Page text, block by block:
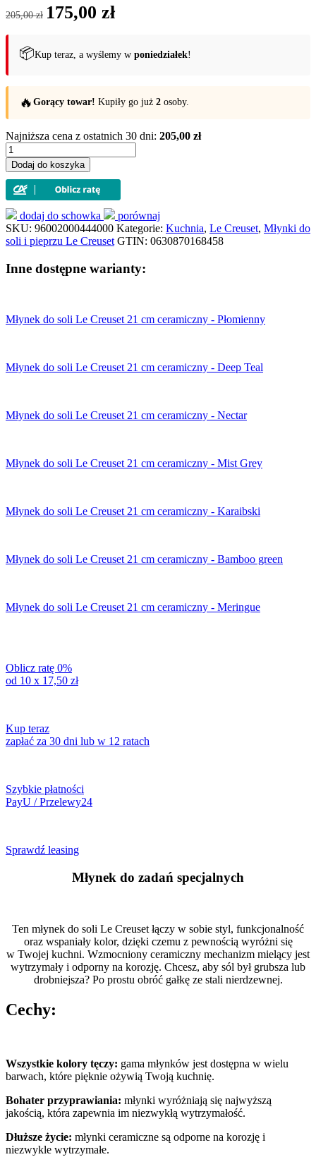
205,00zł
Pierwotna
cena
175,00 złcena
📦Kup teraz, a wyślemy w poniedziałek!
🔥 Gorący towar! Kupiły go już 2 osoby.
Najniższa cena z ostatnich 30 dni: 205,00 zł
ilość
Młynek
do
soli
Le
Creuset
21
cm
ceramiczny
-
Flint
Dodaj do koszyka
dodaj do schowka
porównaj
SKU: 96002000444000 Kategorie: Kuchnia, Le Creuset, Młynki do
soli i pieprzu Le Creuset GTIN: 0630870168458
Inne dostępne warianty:
Młynek do soli Le Creuset 21 cm ceramiczny - Płomienny
Młynek do soli Le Creuset 21 cm ceramiczny - Deep Teal
Młynek do soli Le Creuset 21 cm ceramiczny - Nectar
Młynek do soli Le Creuset 21 cm ceramiczny - Mist Grey
Młynek do soli Le Creuset 21 cm ceramiczny - Karaibski
Młynek do soli Le Creuset 21 cm ceramiczny - Bamboo green
Młynek do soli Le Creuset 21 cm ceramiczny - Meringue
Oblicz ratę 0%
od 10 x 17,50 zł
Kup teraz
zapłać za 30 dni lub w 12 ratach
Szybkie płatności
PayU / Przelewy24
Sprawdź leasing
Młynek do zadań specjalnych
Ten młynek do soli Le Creuset łączy w sobie styl, funkcjonalność
oraz wspaniały kolor, dzięki czemu z pewnością wyróżni się
w Twojej kuchni. Wzmocniony ceramiczny mechanizm mielący jest
wytrzymały i odporny na korozję. Chcesz, aby sól był grubsza lub
drobniejsza? Po prostu obróć gałkę ze stali nierdzewnej.
Cechy:
Wszystkie kolory tęczy: gama młynków jest dostępna w wielu
barwach, które pięknie ożywią Twoją kuchnię.
Bohater przyprawiania: młynki wyróżniają się najwyższą
jakością, która zapewnia im niezwykłą wytrzymałość.
Dłuższe życie: młynki ceramiczne są odporne na korozję i
niezwykle wytrzymałe.